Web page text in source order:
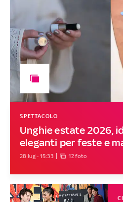
Unghie estate 2026,
eleganti per feste e
SPETTACOLO
28 lug - 15:33 12 foto